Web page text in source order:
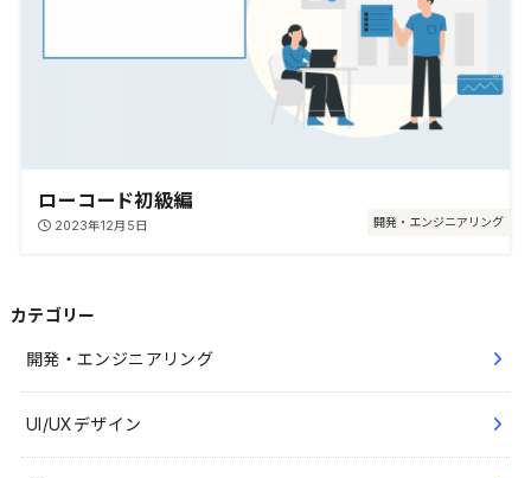
開発・エンジニアリング
ローコード初級編
2023年12月5日
カテゴリー
開発・エンジニアリング
UI/UXデザイン